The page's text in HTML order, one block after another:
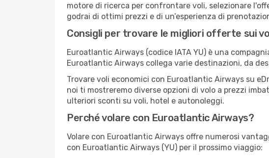
motore di ricerca per confrontare voli, selezionare
godrai di ottimi prezzi e di un’esperienza di
Consigli per trovare le migliori offerte sui
Euroatlantic Airways (codice IATA YU) è una
Euroatlantic Airways collega varie destinazioni, da
Trovare voli economici con Euroatlantic Airways su
noi ti mostreremo diverse opzioni di volo a prezzi
ulteriori sconti su voli, hotel e autonoleggi.
Perché volare con Euroatlantic Airways?
Volare con Euroatlantic Airways offre numerosi
con Euroatlantic Airways (YU) per il prossimo viaggio: